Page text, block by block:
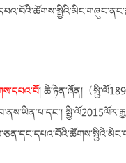
། ཆི་ཏེན་ཞོན།（